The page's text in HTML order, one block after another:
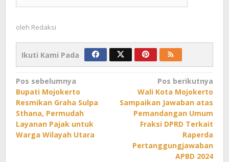
oleh Redaksi
Ikuti Kami Pada
Navigasi
pos
Pos sebelumnya
Bupati Mojokerto
Resmikan Graha Sulpa
Sthana, Permudah
Layanan Pajak untuk
Warga Wilayah Utara
Pos berikutnya
Wali Kota Mojokerto
Sampaikan Jawaban atas
Pemandangan Umum
Fraksi DPRD Terkait
Raperda
Pertanggungjawaban
APBD 2024